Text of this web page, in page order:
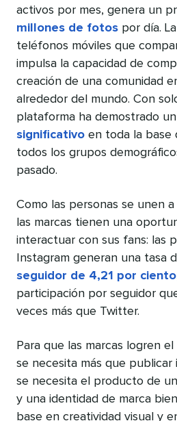
activos por mes, genera un
millones de fotos por día.
teléfonos móviles que
impulsa la capacidad de
creación de una comunidad
alrededor del mundo. Con
plataforma ha demostrado un
significativo en toda la base
todos los grupos
pasado.
Como las personas se unen
las marcas tienen una
interactuar con sus fans: las
Instagram generan una tasa
seguidor de 4,21 por
participación por seguidor
veces más que Twitter.
Para que las marcas logren
se necesita más que publicar
se necesita el producto de
y una identidad de marca
base en creatividad visual y